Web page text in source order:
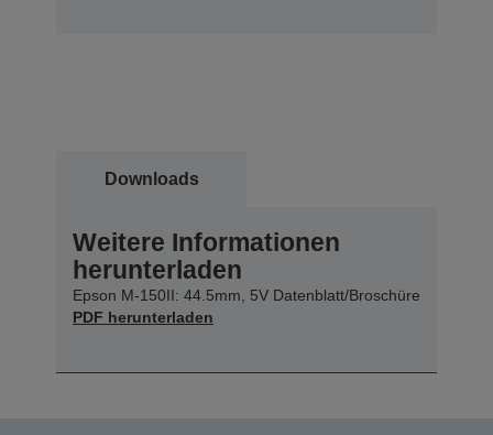
Downloads
Weitere Informationen
herunterladen
Epson M-150II: 44.5mm, 5V Datenblatt/Broschüre
PDF herunterladen